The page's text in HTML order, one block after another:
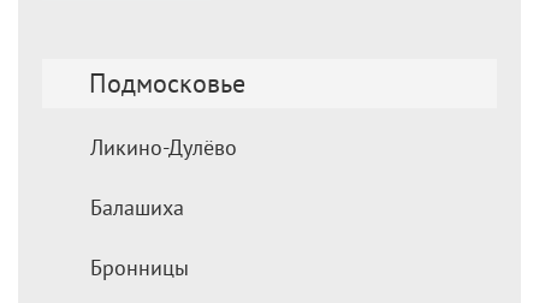
Подмосковье
Ликино-Дулёво
Балашиха
Бронницы